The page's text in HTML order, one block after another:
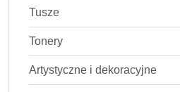
Tusze
Tonery
Artystyczne i dekoracyjne